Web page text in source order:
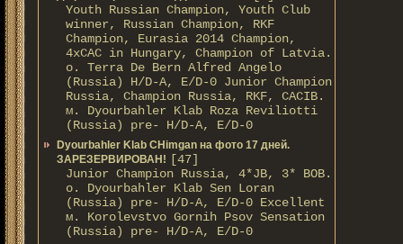
Youth Russian Champion, Youth Club
winner, Russian Champion, RKF
Champion, Eurasia 2014 Champion,
4xCAC in Hungary, Champion of Latvia.
о. Terra De Bern Alfred Angelo
(Russia) H/D-A, E/D-0 Junior Champion
Russia, Champion Russia, RKF, CACIB.
м. Dyourbahler Klab Roza Reviliotti
(Russia) pre- H/D-A, E/D-0
Dyourbahler Klab CHimgan на фото 17 дней.
ЗАРЕЗЕРВИРОВАН!
[47]
Junior Champion Russia, 4*JB, 3* BOB.
о. Dyourbahler Klab Sen Loran
(Russia) pre- H/D-A, E/D-0 Excellent
м. Korolevstvo Gornih Psov Sensation
(Russia) pre- H/D-A, E/D-0